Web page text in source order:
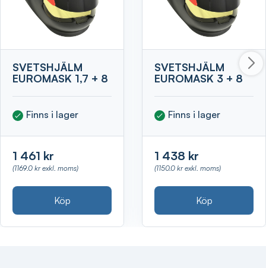
SVETSHJÄLM
EUROMASK 1,7 + 8
Finns i lager
1 461 kr
(1169.0 kr exkl. moms)
Köp
SVETSHJÄLM
EUROMASK 3 + 8
Finns i lager
1 438 kr
(1150.0 kr exkl. moms)
Köp